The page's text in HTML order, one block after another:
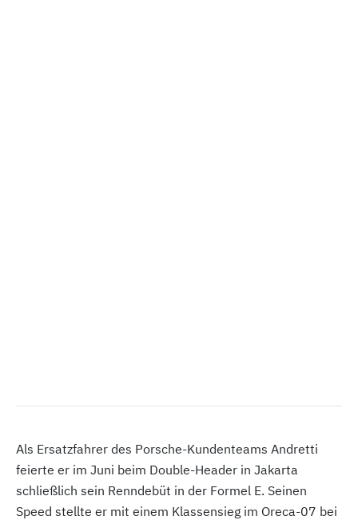
Als Ersatzfahrer des Porsche-Kundenteams Andretti
feierte er im Juni beim Double-Header in Jakarta
schließlich sein Renndebüt in der Formel E. Seinen
Speed stellte er mit einem Klassensieg im Oreca-07 bei